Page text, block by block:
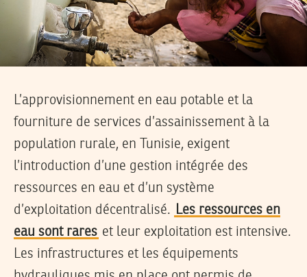
L’approvisionnement en eau potable et la
fourniture de services d’assainissement à la
population rurale, en Tunisie, exigent
l’introduction d’une gestion intégrée des
ressources en eau et d’un système
d’exploitation décentralisé. Les ressources en
eau sont rares et leur exploitation est intensive.
Les infrastructures et les équipements